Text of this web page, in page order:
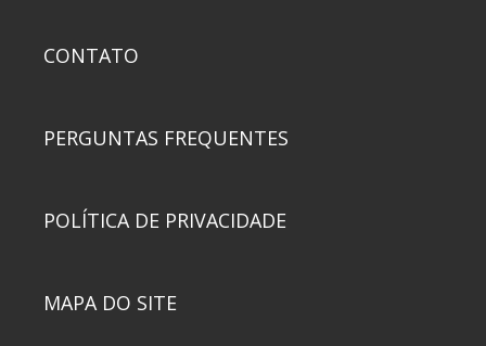
CONTATO
PERGUNTAS FREQUENTES
POLÍTICA DE PRIVACIDADE
MAPA DO SITE